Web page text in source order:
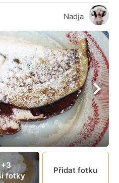
Nadja
+3
fotky
Přidat fotku